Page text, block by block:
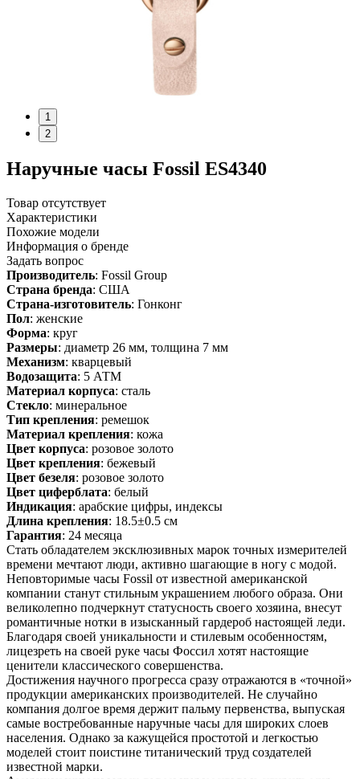
1
2
Наручные часы Fossil ES4340
Товар отсутствует
Характеристики
Похожие модели
Информация о бренде
Задать вопрос
Производитель: Fossil Group
Страна бренда: США
Страна-изготовитель: Гонконг
Пол: женские
Форма: круг
Размеры: диаметр 26 мм, толщина 7 мм
Механизм: кварцевый
Водозащита: 5 АТМ
Материал корпуса: сталь
Стекло: минеральное
Тип крепления: ремешок
Материал крепления: кожа
Цвет корпуса: розовое золото
Цвет крепления: бежевый
Цвет безеля: розовое золото
Цвет циферблата: белый
Индикация: арабские цифры, индексы
Длина крепления: 18.5±0.5 см
Гарантия: 24 месяца
Стать обладателем эксклюзивных марок точных измерителей
времени мечтают люди, активно шагающие в ногу с модой.
Неповторимые часы Fossil от известной американской
компании станут стильным украшением любого образа. Они
великолепно подчеркнут статусность своего хозяина, внесут
романтичные нотки в изысканный гардероб настоящей леди.
Благодаря своей уникальности и стилевым особенностям,
лицезреть на своей руке часы Фоссил хотят настоящие
ценители классического совершенства.
Достижения научного прогресса сразу отражаются в «точной»
продукции американских производителей. Не случайно
компания долгое время держит пальму первенства, выпуская
самые востребованные наручные часы для широких слоев
населения. Однако за кажущейся простотой и легкостью
моделей стоит поистине титанический труд создателей
известной марки.